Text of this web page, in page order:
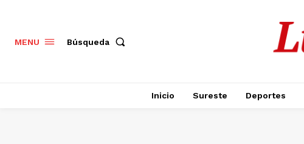
MENU Búsqueda
Inicio Sureste Deportes